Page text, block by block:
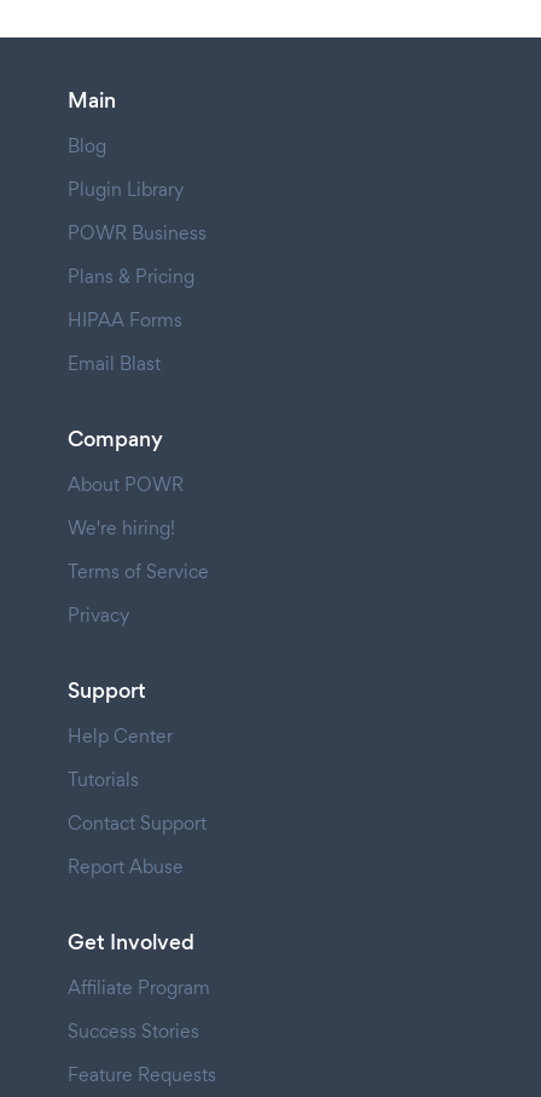
Main
Blog
Plugin Library
POWR Business
Plans & Pricing
HIPAA Forms
Email Blast
Company
About POWR
We're hiring!
Terms of Service
Privacy
Support
Help Center
Tutorials
Contact Support
Report Abuse
Get Involved
Affiliate Program
Success Stories
Feature Requests